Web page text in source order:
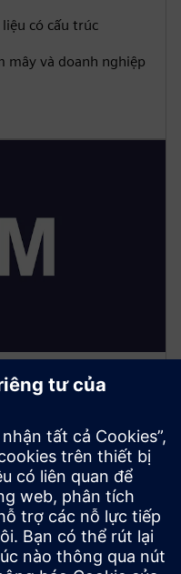
có cấu trúc
mây và doanh nghiệp
(LLM)
dữ liệu sàn cửa
tích dự đoán
động